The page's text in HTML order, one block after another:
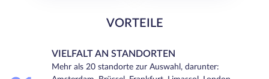
VORTEILE
VIELFALT AN STANDORTEN
Mehr als 20 standorte zur Auswahl, darunter: